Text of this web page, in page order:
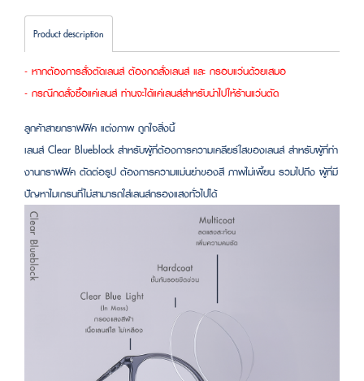
Product description
- หากต้องการสั่งตัดเลนส์ ต้องกดสั่งเลนส์ และ กรอบแว่นด้วยเสมอ
- กรณีกดสั่งซื้อแค่เลนส์ ท่านจะได้แค่เลนส์สำหรับนำไปให้ร้านแว่นตัด
ลูกค้าสายกราฟฟิค แต่งภาพ ถูกใจสิ่งนี้
เลนส์ Clear Blueblock สำหรับผู้ที่ต้องการความเคลียร์ใสของเลนส์ สำหรับผู้ที่ทำ
งานกราฟฟิค ตัดต่อรูป ต้องการความแม่นยำของสี ภาพไม่เพี้ยน รวมไปถึง ผู้ที่มี
ปัญหาไมเกรนที่ไม่สามารถใส่เลนส์กรองแสงทั่วไปได้